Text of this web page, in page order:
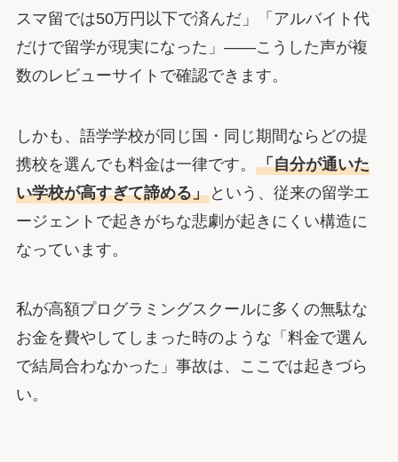
スマ留では50万円以下で済んだ」「アルバイト代
だけで留学が現実になった」――こうした声が複
数のレビューサイトで確認できます。
しかも、語学学校が同じ国・同じ期間ならどの提
携校を選んでも料金は一律です。 「自分が通いた
い学校が高すぎて諦める」という、従来の留学エ
ージェントで起きがちな悲劇が起きにくい構造に
なっています。
私が高額プログラミングスクールに多くの無駄な
お金を費やしてしまった時のような「料金で選ん
で結局合わなかった」事故は、ここでは起きづら
い。